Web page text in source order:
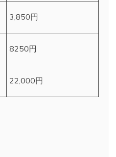
3,850円
8250円
22,000円